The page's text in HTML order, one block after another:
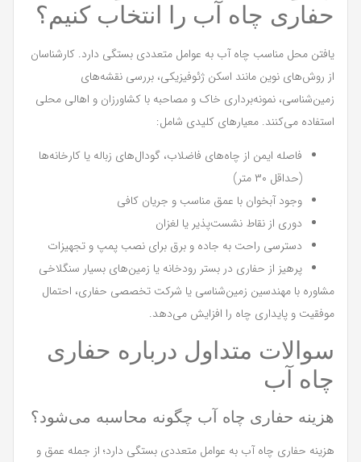
حفاری چاه آب را انتخاب کنیم؟
یافتن محل مناسب چاه آب به عوامل متعددی بستگی دارد. کارشناسان
از روش‌های نوین مانند اسکن ژئوفیزیکی، بررسی نقشه‌های
زمین‌شناسی، نمونه‌برداری خاک و مصاحبه با کشاورزان و اهالی محلی
استفاده می‌کنند. معیارهای کلیدی شامل:
فاصله ایمن از چاه‌های فاضلاب، گودال‌های زباله یا کارخانه‌ها
(حداقل ۳۰ متر)
وجود آبخوان با عمق مناسب و جریان کافی
دوری از نقاط نشست‌پذیر یا لغزان
دسترسی راحت به جاده و برق برای نصب پمپ و تجهیزات
پرهیز از حفاری در بستر رودخانه یا زمین‌های بسیار سنگلاخی
مشاوره با مهندسین زمین‌شناسی یا شرکت تخصصی حفاری، احتمال
موفقیت و پایداری چاه را افزایش می‌دهد.
سوالات متداول درباره حفاری
چاه آب
هزینه حفاری چاه آب چگونه محاسبه می‌شود؟
هزینه حفاری چاه آب به عوامل متعددی بستگی دارد؛ از جمله عمق و